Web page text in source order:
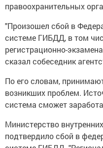
правоохранительных
"Произошел сбой в
системе ГИБДД, в том
регистрационно-
сказал собеседник
По его словам,
возникших проблем.
система сможет
Министерство
подтвердило сбой в